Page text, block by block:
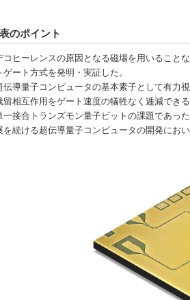
のポイント
コヒーレンスの原因となる磁場を用いること
ゲート方式を発明・実証した。
伝導量子コンピュータの基本素子として有力
留相互作用をゲート速度の犠牲なく逓減でき
一接合トランズモン量子ビットの課題であっ
を続ける超伝導量子コンピュータの開発にお